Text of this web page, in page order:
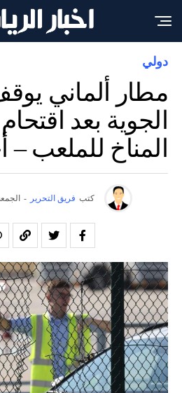
دولي
مطار ألماني
الجوية بعد
المناخ للملعب –
كتب فريق التحرير - الجمعة 02 أغسطس